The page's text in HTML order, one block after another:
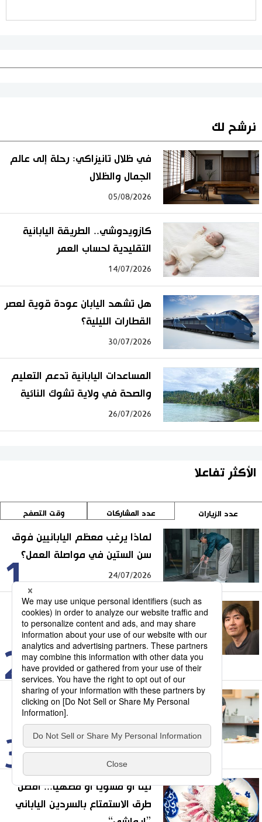
نرشح لك
في ظلال تانيزاكي: رحلة إلى عالم
الجمال والظلال
05/08/2026
كازويدوشي.. الطريقة اليابانية
التقليدية لحساب العمر
14/07/2026
هل تشهد اليابان عودة قوية لعصر
القطارات الليلية؟
30/07/2026
المساعدات اليابانية تدعم التعليم
والصحة في ولاية تشوك النائية
26/07/2026
الأكثر تفاعلا
عدد الزيارات عدد المشاركات وقت التصفح
1
لماذا يرغب معظم اليابانيين فوق
سن الستين في مواصلة العمل؟
24/07/2026
2
رحيل هيغاشينو كيغو.. مسيرة
استثنائية لعملاق الأدب البوليسي
الياباني
03/08/2026
3
أزمة صامتة في اليابان.. لماذا
يرفض آلاف الأطفال الذهاب إلى
المدارس؟
18/07/2026
نيئًا أو مشويًا أو مطهيًا... أفضل
طرق الاستمتاع بالسردين الياباني